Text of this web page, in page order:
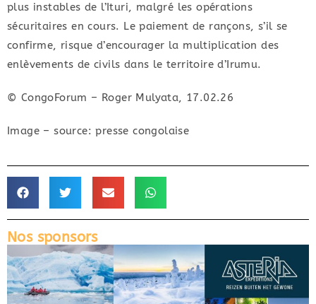
plus instables de l’Ituri, malgré les opérations
sécuritaires en cours. Le paiement de rançons, s’il se
confirme, risque d’encourager la multiplication des
enlèvements de civils dans le territoire d’Irumu.
© CongoForum – Roger Mulyata, 17.02.26
Image – source: presse congolaise
Nos sponsors